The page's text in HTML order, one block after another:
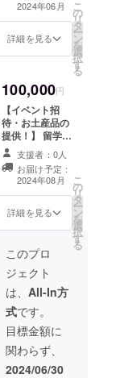
望される場合は
備考欄にその旨
をご記載くださ
い。 また、支援
して下さいまし
の掲載をさせて
いただきます。
希望者の方は備
考欄へご記載く
ださい。 掲載の
詳細は下記にな
ります。 ・掲載
期間：プロジェ
クト募集期間～
終了から1か月間
・掲載方法：文
不可 ・掲載サイ
ズ：小 ・支援
時、必ず備考欄
に希望されるお
名前をご記入く
ださい。 ・お礼
メッセージもご
提供させていた
だきます。
す！ リターンに
必要なコストが
かからないの
クトに使えま
す！ お礼のメー
ルはお送りさせ
ていただきまし
て、活動内容
や、SNSの更新
などありました
ら随時メールに
てお送りさせて
いただきます！
・送信期間：
2024年5月〜
2024年8月 ・送
信回数：上記期
間内に10回以上
※このリターンは
8,000円、
40,000円のリ
ターンと同一の
内容になりま
す。
2024年06月
詳細を見る
こ
の
リ
タ
ー
ン
を
選
択
す
る
100,000円
【イベント招
待・お土産品の
提供！】 留学生
帰国後に開催し
ます、活動報告
イベントにご招
待します！ ・日
程：2024年8月
下旬ごろを予定
23区内 ・支援者
様の交通費や滞
在費は各自でご
負担ください。
・クラウドファ
ンディング終了
後、会場など詳
細情報をメール
にてご案内しま
す。 参加をご希
望される場合は
支援者：0人
お届け予定：
2024年08月
詳細を見る
こ
の
リ
タ
ー
ン
を
選
択
す
る
このプロ
ジェクト
は、 All-In方
式です。
目標金額に
関わらず、
2024/06/30